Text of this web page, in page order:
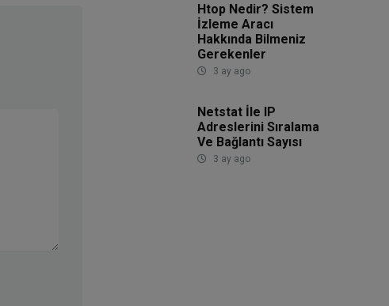
Htop Nedir? Sistem
İzleme Aracı
Hakkında Bilmeniz
Gerekenler
3 ay ago
Netstat İle IP
Adreslerini Sıralama
Ve Bağlantı Sayısı
3 ay ago